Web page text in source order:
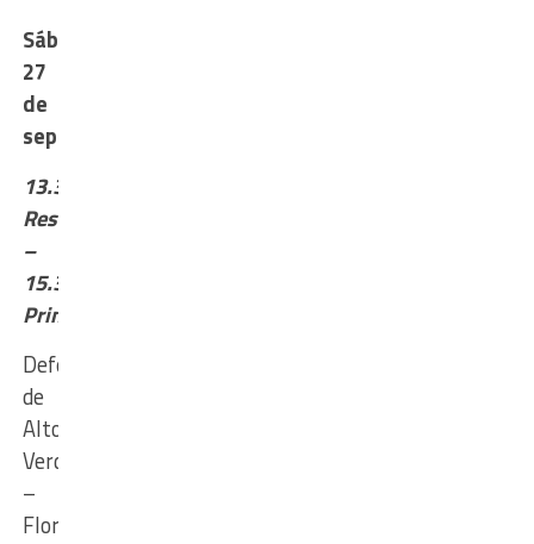
Sábado
27
de
septiembre
13.30
Reserva
–
15.30
Primera
Defensores
de
Alto
Verde
–
Floresta